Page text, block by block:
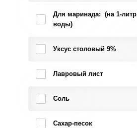
Для маринада: (на 1-литр
воды)
Уксус столовый 9%
Лавровый лист
Соль
Сахар-песок